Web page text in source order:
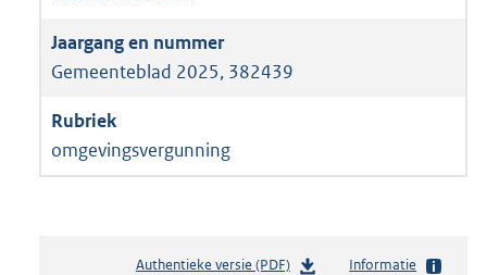
Gemeenteblad 2025, 382439
omgevingsvergunning
Authentieke versie (PDF)b
Informatie